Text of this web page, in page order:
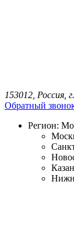
153012, Россия,
Обратный
Регион: